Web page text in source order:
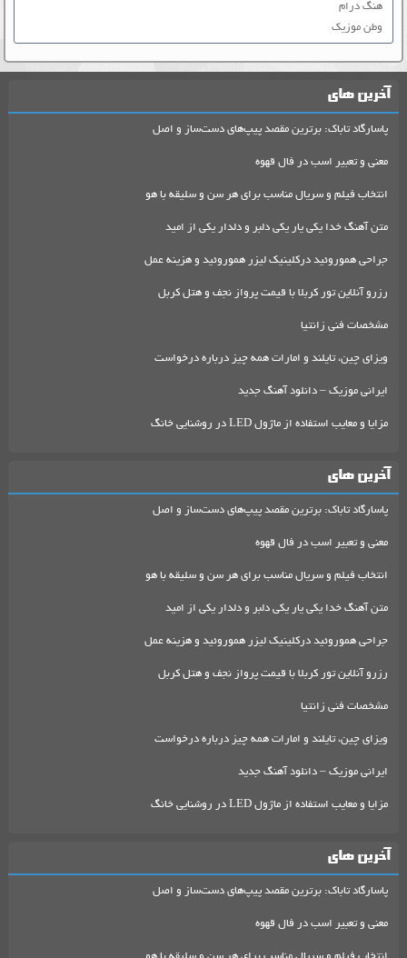
هنگ درام
وطن موزیک
آخرین های
پاسارگاد تاباک: برترین مقصد پیپ‌های دست‌ساز و اصل
معنی و تعبیر اسب در فال قهوه
انتخاب فیلم و سریال مناسب برای هر سن و سلیقه با هو
متن آهنگ خدا یکی یار یکی دلبر و دلدار یکی از امید
جراحی هموروئید درکلینیک لیزر هموروئید و هزینه عمل
رزرو آنلاین تور کربلا با قیمت پرواز نجف و هتل کربل
مشخصات فنی زانتیا
ویزای چین، تایلند و امارات همه چیز درباره درخواست
ایرانی موزیک – دانلود آهنگ جدید
مزایا و معایب استفاده از ماژول LED در روشنایی خانگ
آخرین های
پاسارگاد تاباک: برترین مقصد پیپ‌های دست‌ساز و اصل
معنی و تعبیر اسب در فال قهوه
انتخاب فیلم و سریال مناسب برای هر سن و سلیقه با هو
متن آهنگ خدا یکی یار یکی دلبر و دلدار یکی از امید
جراحی هموروئید درکلینیک لیزر هموروئید و هزینه عمل
رزرو آنلاین تور کربلا با قیمت پرواز نجف و هتل کربل
مشخصات فنی زانتیا
ویزای چین، تایلند و امارات همه چیز درباره درخواست
ایرانی موزیک – دانلود آهنگ جدید
مزایا و معایب استفاده از ماژول LED در روشنایی خانگ
آخرین های
پاسارگاد تاباک: برترین مقصد پیپ‌های دست‌ساز و اصل
معنی و تعبیر اسب در فال قهوه